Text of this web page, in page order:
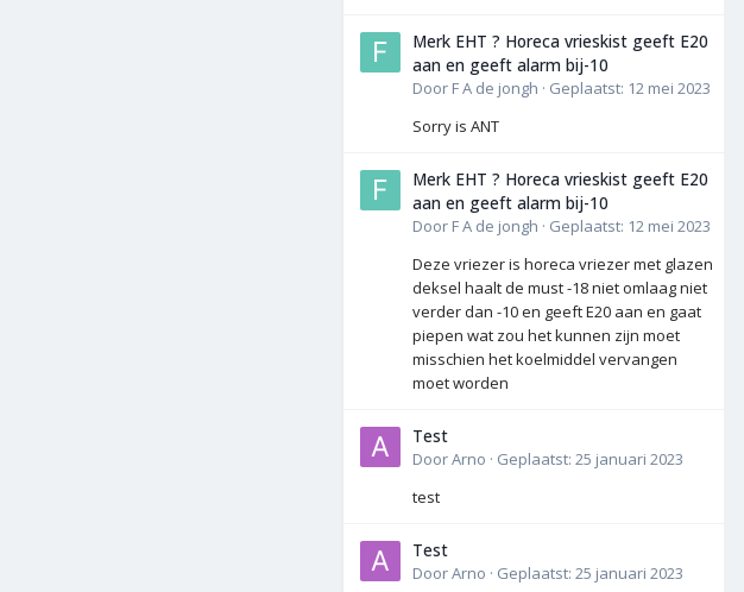
Merk EHT ? Horeca vrieskist geeft E20
aan en geeft alarm bij-10
Door F A de jongh · Geplaatst: 12 mei 2023
Sorry is ANT
Merk EHT ? Horeca vrieskist geeft E20
aan en geeft alarm bij-10
Door F A de jongh · Geplaatst: 12 mei 2023
Deze vriezer is horeca vriezer met glazen
deksel haalt de must -18 niet omlaag niet
verder dan -10 en geeft E20 aan en gaat
piepen wat zou het kunnen zijn moet
misschien het koelmiddel vervangen
moet worden
Test
DoorArno · Geplaatst: 25 januari 2023
test
Test
DoorArno · Geplaatst: 25 januari 2023